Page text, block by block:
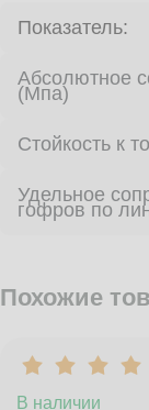
Показатель:
Абсолютное
(Мпа)
Стойкость к
Удельное
гофров по
Похожие
В наличии